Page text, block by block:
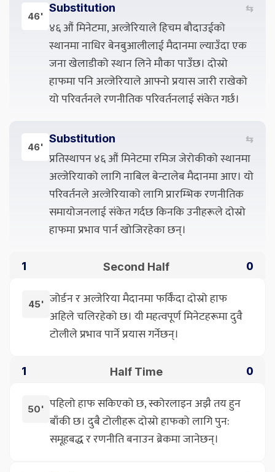
46'
Substitution ⇆
४६ औं मिनेटमा, अल्जेरियाले हिचम बौदाउईको
स्थानमा नाधिर बेनबुआलीलाई मैदानमा ल्याउँदा एक
जना खेलाडीको स्थान लिने मौका पाउँछ। दोस्रो
हाफमा पनि अल्जेरियाले आफ्नो प्रयास जारी राखेको
यो परिवर्तनले रणनीतिक परिवर्तनलाई संकेत गर्छ।
46'
Substitution ⇆
प्रतिस्थापन ४६ औं मिनेटमा रमिज जेरोकीको स्थानमा
अल्जेरियाको लागि नाबिल बेन्टालेब मैदानमा आए। यो
परिवर्तनले अल्जेरियाको लागि प्रारम्भिक रणनीतिक
समायोजनलाई संकेत गर्दछ किनकि उनीहरूले दोस्रो
हाफमा प्रभाव पार्न खोजिरहेका छन्।
1 Second Half 0
45' जोर्डन र अल्जेरिया मैदानमा फर्किँदा दोस्रो हाफ
अहिले चलिरहेको छ। यी महत्वपूर्ण मिनेटहरूमा दुवै
टोलीले प्रभाव पार्ने प्रयास गर्नेछन्।
1 Half Time 0
50' पहिलो हाफ सकिएको छ, स्कोरलाइन अझै तय हुन
बाँकी छ। दुबै टोलीहरू दोस्रो हाफको लागि पुन:
समूहबद्ध र रणनीति बनाउन ब्रेकमा जानेछन्।